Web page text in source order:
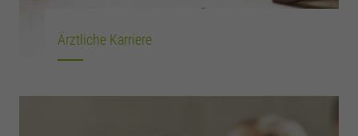
Ärztliche Karriere